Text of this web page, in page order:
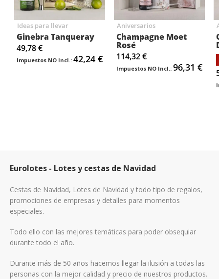
Ideas para llevar
Ginebra Tanqueray
49,78 €
42,24 €
Aniversarios
Champagne Moet
Rosé
114,32 €
96,31 €
Eurolotes - Lotes y cestas de Navidad
Cestas de Navidad, Lotes de Navidad y todo tipo de regalos,
promociones de empresas y detalles para momentos
especiales.
Todo ello con las mejores temáticas para poder obsequiar
durante todo el año.
Durante más de 50 años hacemos llegar la ilusión a todas las
personas con la mejor calidad y precio de nuestros productos.